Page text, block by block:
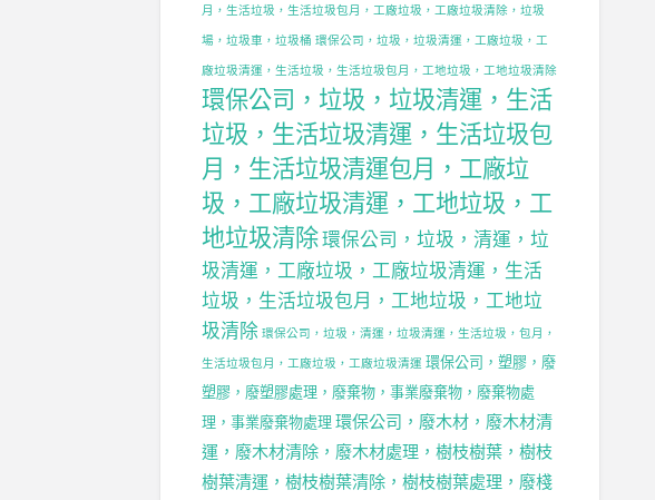
月，生活垃圾，生活垃圾包月，工廠垃圾，工廠垃圾清除，垃圾
場，垃圾車，垃圾桶 環保公司，垃圾，垃圾清運，工廠垃圾，工
廠垃圾清運，生活垃圾，生活垃圾包月，工地垃圾，工地垃圾清除
環保公司，垃圾，垃圾清運，生活
垃圾，生活垃圾清運，生活垃圾包
月，生活垃圾清運包月，工廠垃
圾，工廠垃圾清運，工地垃圾，工
地垃圾清除環保公司，垃圾，清運，垃
圾清運，工廠垃圾，工廠垃圾清運，生活
垃圾，生活垃圾包月，工地垃圾，工地垃
圾清除 環保公司，垃圾，清運，垃圾清運，生活垃圾，包月，
生活垃圾包月，工廠垃圾，工廠垃圾清運 環保公司，塑膠，廢
塑膠，廢塑膠處理，廢棄物，事業廢棄物，廢棄物處
理，事業廢棄物處理 環保公司，廢木材，廢木材清
運，廢木材清除，廢木材處理，樹枝樹葉，樹枝
樹葉清運，樹枝樹葉清除，樹枝樹葉處理，廢棧